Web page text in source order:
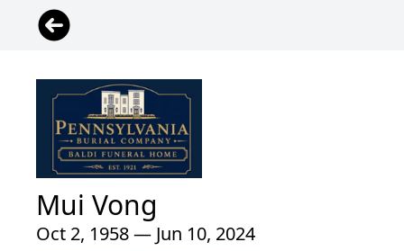
Mui Vong
Oct 2, 1958 — Jun 10, 2024